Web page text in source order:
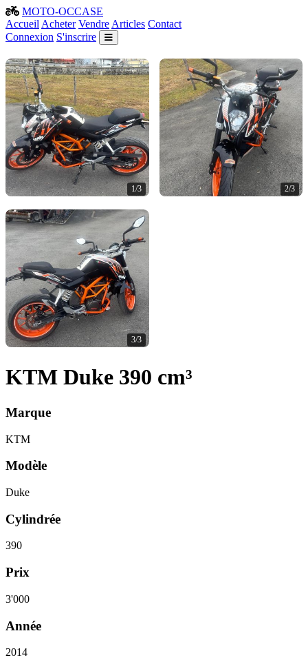
MOTO-OCCASE
Accueil Acheter Vendre Articles Contact
Connexion S'inscrire
1/3 2/3
3/3
KTM Duke 390 cm³
Marque
KTM
Modèle
Duke
Cylindrée
390
Prix
3'000
Année
2014